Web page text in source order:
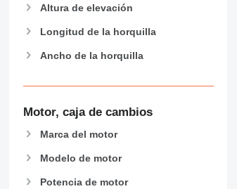
Altura de elevación
Longitud de la horquilla
Ancho de la horquilla
Motor, caja de cambios
Marca del motor
Modelo de motor
Potencia de motor